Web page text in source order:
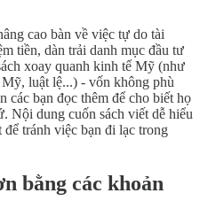
cao bàn về việc tự do tài
tiền, dàn trải danh mục đầu tư
xoay quanh kinh tế Mỹ (như
luật lệ...) - vốn không phù
bạn đọc thêm để cho biết họ
Nội dung cuốn sách viết dễ hiểu
tránh việc bạn đi lạc trong
bằng các khoản